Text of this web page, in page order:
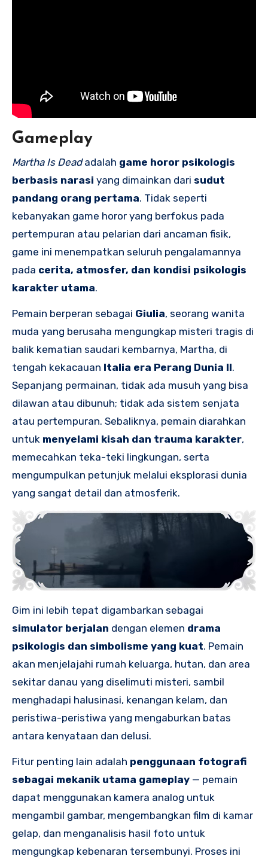
Gameplay
Martha Is Deadadalah game horor psikologis
berbasis narasi yang dimainkan dari sudut
pandang orang pertama. Tidak seperti
kebanyakan game horor yang berfokus pada
pertempuran atau pelarian dari ancaman fisik,
game ini menempatkan seluruh pengalamannya
pada cerita, atmosfer, dan kondisi psikologis
karakter utama.
Pemain berperan sebagai Giulia, seorang wanita
muda yang berusaha mengungkap misteri tragis di
balik kematian saudari kembarnya, Martha, di
tengah kekacauan Italia era Perang Dunia II.
Sepanjang permainan, tidak ada musuh yang bisa
dilawan atau dibunuh; tidak ada sistem senjata
atau pertempuran. Sebaliknya, pemain diarahkan
untuk menyelami kisah dan trauma karakter,
memecahkan teka-teki lingkungan, serta
mengumpulkan petunjuk melalui eksplorasi dunia
yang sangat detail dan atmosferik.
Gim ini lebih tepat digambarkan sebagai
simulator berjalan dengan elemen drama
psikologis dan simbolisme yang kuat. Pemain
akan menjelajahi rumah keluarga, hutan, dan area
sekitar danau yang diselimuti misteri, sambil
menghadapi halusinasi, kenangan kelam, dan
peristiwa-peristiwa yang mengaburkan batas
antara kenyataan dan delusi.
Fitur penting lain adalah penggunaan fotografi
sebagai mekanik utama gameplay — pemain
dapat menggunakan kamera analog untuk
mengambil gambar, mengembangkan film di kamar
gelap, dan menganalisis hasil foto untuk
mengungkap kebenaran tersembunyi. Proses ini